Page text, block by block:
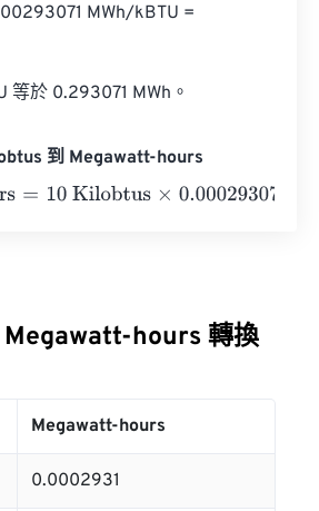
MWh/kBTU =
等於 0.293071 MWh。
到 Megawatt-hours
10 Kilobtus×0.0002930711=
hours 轉換
Megawatt-hours
0.0002931